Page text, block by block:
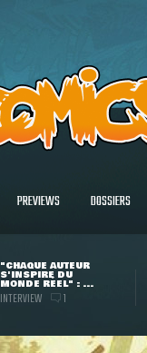
PREVIEWS DOSSIERS
"CHAQUE AUTEUR
S'INSPIRE DU
MONDE RÉEL" : ...
INTERVIEW 1